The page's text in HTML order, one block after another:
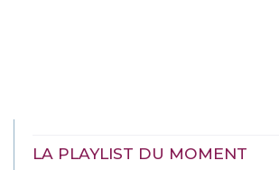
LA PLAYLIST DU MOMENT